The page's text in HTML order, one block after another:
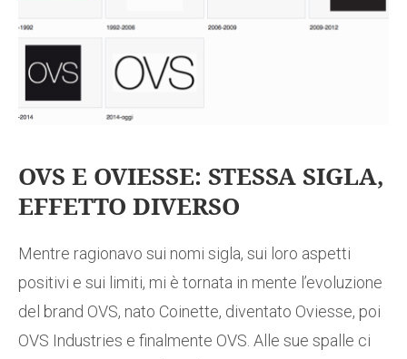
OVS E OVIESSE: STESSA SIGLA,
EFFETTO DIVERSO
Mentre ragionavo sui nomi sigla, sui loro aspetti
positivi e sui limiti, mi è tornata in mente l’evoluzione
del brand OVS, nato Coinette, diventato Oviesse, poi
OVS Industries e finalmente OVS. Alle sue spalle ci